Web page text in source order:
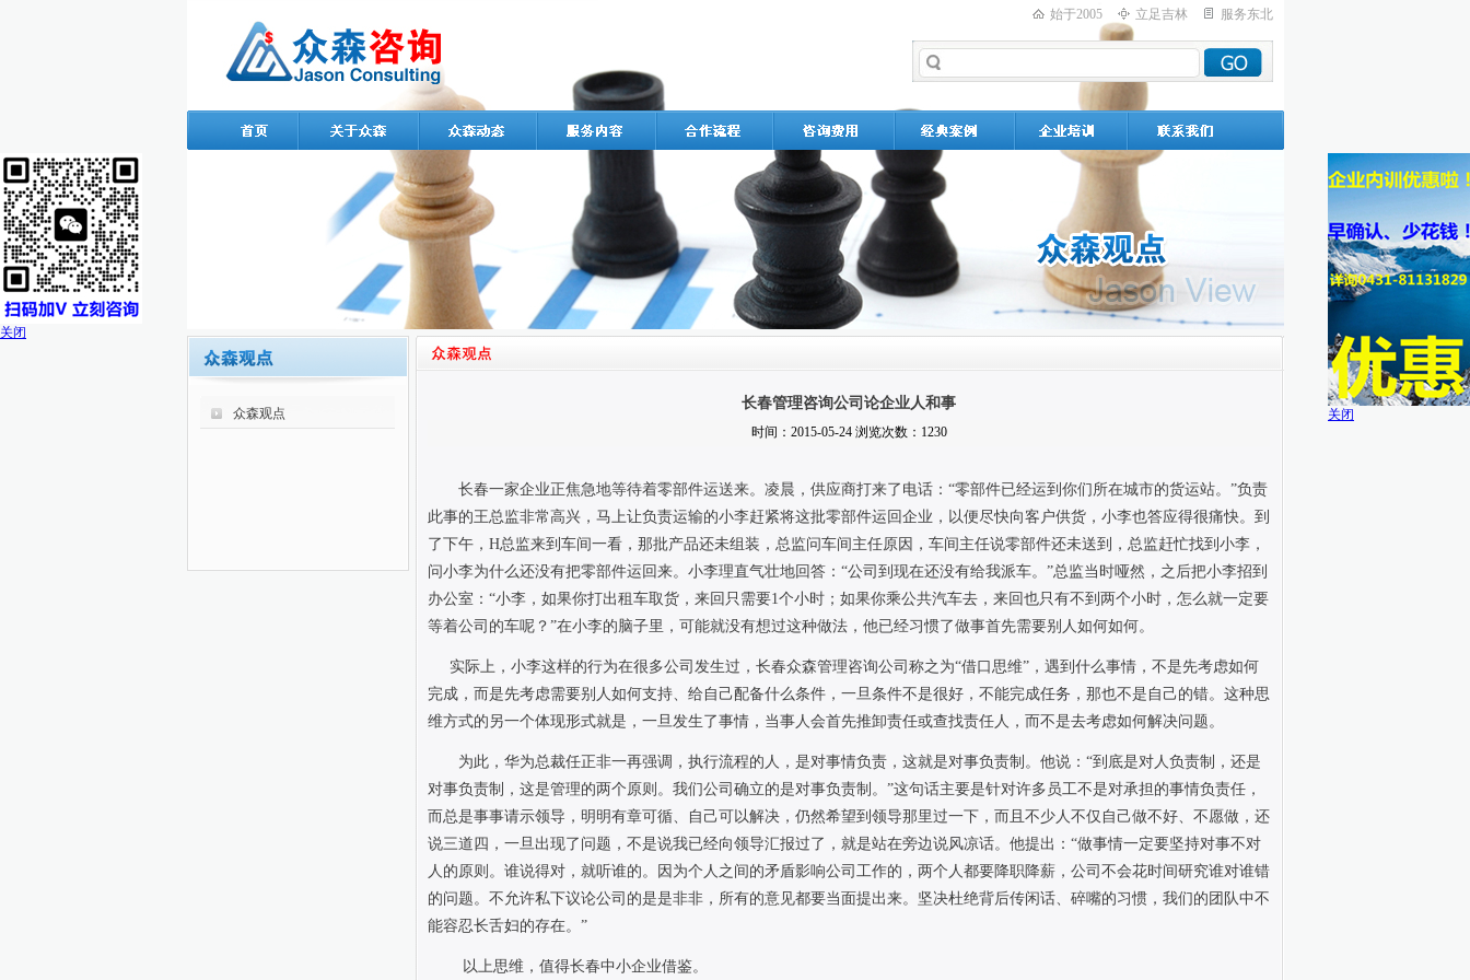
始于2005 立足吉林 服务东北
众森观点
长春管理咨询公司论企业人和事
时间：2015-05-24 浏览次数：1230
长春一家企业正焦急地等待着零部件运送来。凌晨，供应商打来了电话：“零部件已经运到你们所在城市的货运站。”负责
此事的王总监非常高兴，马上让负责运输的小李赶紧将这批零部件运回企业，以便尽快向客户供货，小李也答应得很痛快。到
了下午， H总监来到车间一看，那批产品还未组装，总监问车间主任原因，车间主任说零部件还未送到，总监赶忙找到小李，
问小李为什么还没有把零部件运回来。小李理直气壮地回答：“公司到现在还没有给我派车。”总监当时哑然，之后把小李招到
办公室：“小李，如果你打出租车取货，来回只需要1个小时；如果你乘公共汽车去，来回也只有不到两个小时，怎么就一定要
等着公司的车呢？”在小李的脑子里，可能就没有想过这种做法，他已经习惯了做事首先需要别人如何如何。
实际上，小李这样的行为在很多公司发生过，长春众森管理咨询公司称之为“借口思维”，遇到什么事情，不是先考虑如何
完成，而是先考虑需要别人如何支持、给自己配备什么条件，一旦条件不是很好，不能完成任务，那也不是自己的错。这种思
维方式的另一个体现形式就是，一旦发生了事情，当事人会首先推卸责任或查找责任人，而不是去考虑如何解决问题。
为此，华为总裁任正非一再强调，执行流程的人，是对事情负责，这就是对事负责制。他说：“到底是对人负责制，还是
对事负责制，这是管理的两个原则。我们公司确立的是对事负责制。”这句话主要是针对许多员工不是对承担的事情负责任，
而总是事事请示领导，明明有章可循、自己可以解决，仍然希望到领导那里过一下，而且不少人不仅自己做不好、不愿做，还
说三道四，一旦出现了问题，不是说我已经向领导汇报过了，就是站在旁边说风凉话。他提出：“做事情一定要坚持对事不对
人的原则。谁说得对，就听谁的。因为个人之间的矛盾影响公司工作的，两个人都要降职降薪，公司不会花时间研究谁对谁错
的问题。不允许私下议论公司的是是非非，所有的意见都要当面提出来。坚决杜绝背后传闲话、碎嘴的习惯，我们的团队中不
能容忍长舌妇的存在。”
以上思维，值得长春中小企业借鉴。
关闭
关闭